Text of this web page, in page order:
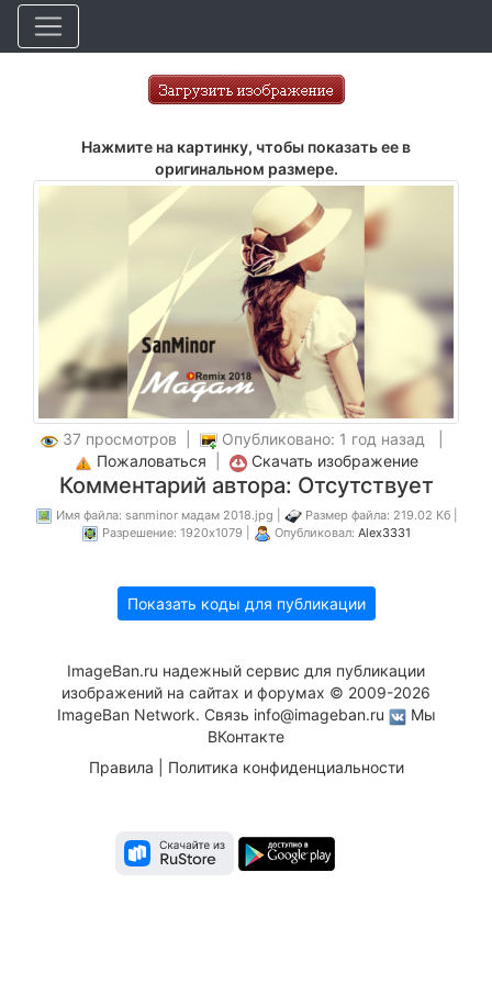
Нажмите на картинку, чтобы показать ее в
оригинальном размере.
37 просмотров |
Опубликовано: 1 год назад |
Пожаловаться
Скачать изображение
Комментарий автора: Отсутствует
Имя файла: sanminor мадам 2018.jpg |
Размер файла: 219.02 Кб |
Разрешение: 1920x1079 |
Опубликовал: Alex3331
Показать коды для публикации
ImageBan.ru надежный сервис для публикации
изображений на сайтах и форумах © 2009-2026
ImageBan Network. Связь info@imageban.ru
Мы
ВКонтакте
Правила
Политика конфиденциальности